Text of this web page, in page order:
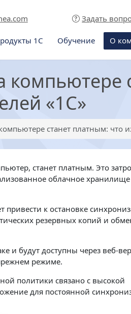
Задать
1С Обучение О
компьютере
«1С»
станет платным: что
станет платным. Это
облачное
привести к остановке
резервных копий и
и будут доступны через веб-
режиме.
политики связано с высокой
для постоянной